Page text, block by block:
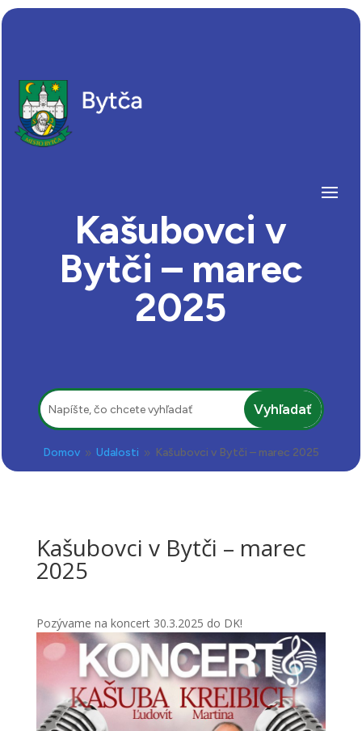
Kašubovci v
Bytči – marec
2025
Hľadať:
Domov 9 Udalosti 9 Kašubovci v Bytči – marec 2025
Kašubovci v Bytči – marec
2025
Pozývame na koncert 30.3.2025 do DK!